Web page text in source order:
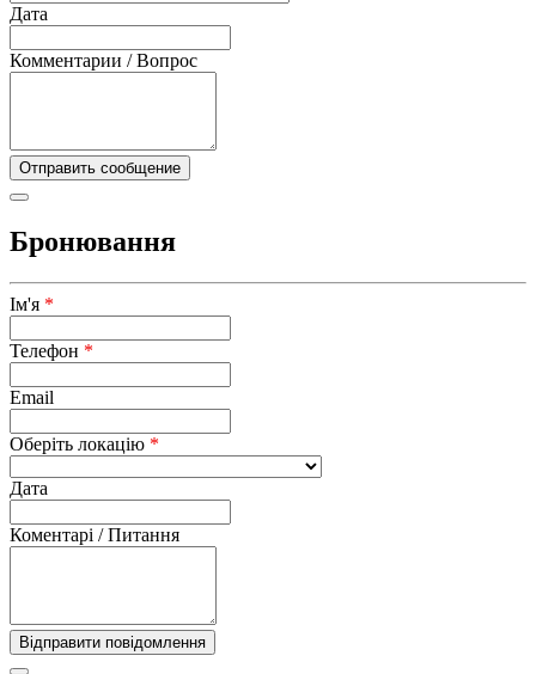
Дата
Комментарии / Вопрос
Бронювання
Ім'я *
Телефон *
Email
Оберіть локацію *
Дата
Коментарі / Питання